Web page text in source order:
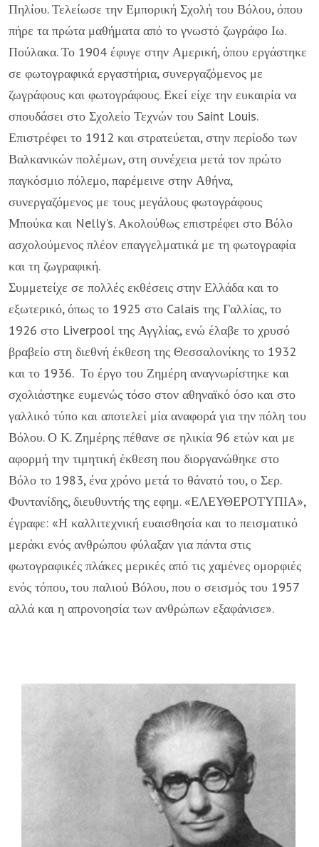
Πηλίου. Τελείωσε την Εμπορική Σχολή του Βόλου, όπου
πήρε τα πρώτα μαθήματα από το γνωστό ζωγράφο Ιω.
Πούλακα. Το 1904 έφυγε στην Αμερική, όπου εργάστηκε
σε φωτογραφικά εργαστήρια, συνεργαζόμενος με
ζωγράφους και φωτογράφους. Εκεί είχε την ευκαιρία να
σπουδάσει στο Σχολείο Τεχνών του Saint Louis.
Επιστρέφει το 1912 και στρατεύεται, στην περίοδο των
Βαλκανικών πολέμων, στη συνέχεια μετά τον πρώτο
παγκόσμιο πόλεμο, παρέμεινε στην Αθήνα,
συνεργαζόμενος με τους μεγάλους φωτογράφους
Μπούκα και Nelly's. Ακολούθως επιστρέφει στο Βόλο
ασχολούμενος πλέον επαγγελματικά με τη φωτογραφία
και τη ζωγραφική.
Συμμετείχε σε πολλές εκθέσεις στην Ελλάδα και το
εξωτερικό, όπως το 1925 στο Calais της Γαλλίας, το
1926 στο Liverpool της Αγγλίας, ενώ έλαβε το χρυσό
βραβείο στη διεθνή έκθεση της Θεσσαλονίκης το 1932
και το 1936. Το έργο του Ζημέρη αναγνωρίστηκε και
σχολιάστηκε ευμενώς τόσο στον αθηναϊκό όσο και στο
γαλλικό τύπο και αποτελεί μία αναφορά για την πόλη του
Βόλου. Ο Κ. Ζημέρης πέθανε σε ηλικία 96 ετών και με
αφορμή την τιμητική έκθεση που διοργανώθηκε στο
Βόλο το 1983, ένα χρόνο μετά το θάνατό του, ο Σερ.
Φυντανίδης, διευθυντής της εφημ. «ΕΛΕΥΘΕΡΟΤΥΠΙΑ»,
έγραφε: «Η καλλιτεχνική ευαισθησία και το πεισματικό
μεράκι ενός ανθρώπου φύλαξαν για πάντα στις
φωτογραφικές πλάκες μερικές από τις χαμένες ομορφιές
ενός τόπου, του παλιού Βόλου, που ο σεισμός του 1957
αλλά και η απρονοησία των ανθρώπων εξαφάνισε».